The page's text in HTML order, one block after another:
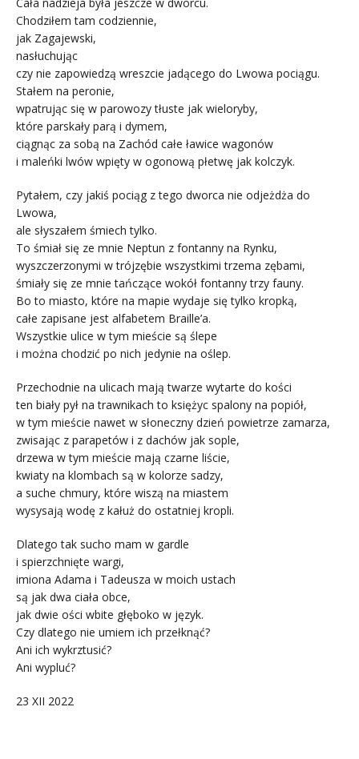
Chodziłem tam codziennie,
jak Zagajewski,
nasłuchując
czy nie zapowiedzą wreszcie jadącego do Lwowa pociągu.
Stałem na peronie,
wpatrując się w parowozy tłuste jak wieloryby,
które parskały parą i dymem,
ciągnąc za sobą na Zachód całe ławice wagonów
i maleńki lwów wpięty w ogonową płetwę jak kolczyk.
Pytałem, czy jakiś pociąg z tego dworca nie odjeżdża do
Lwowa,
ale słyszałem śmiech tylko.
To śmiał się ze mnie Neptun z fontanny na Rynku,
wyszczerzonymi w trójzębie wszystkimi trzema zębami,
śmiały się ze mnie tańczące wokół fontanny trzy fauny.
Bo to miasto, które na mapie wydaje się tylko kropką,
całe zapisane jest alfabetem Braille’a.
Wszystkie ulice w tym mieście są ślepe
i można chodzić po nich jedynie na oślep.
Przechodnie na ulicach mają twarze wytarte do kości
ten biały pył na trawnikach to księżyc spalony na popiół,
w tym mieście nawet w słoneczny dzień powietrze zamarza,
zwisając z parapetów i z dachów jak sople,
drzewa w tym mieście mają czarne liście,
kwiaty na klombach są w kolorze sadzy,
a suche chmury, które wiszą na miastem
wysysają wodę z kałuż do ostatniej kropli.
Dlatego tak sucho mam w gardle
i spierzchnięte wargi,
imiona Adama i Tadeusza w moich ustach
są jak dwa ciała obce,
jak dwie ości wbite głęboko w język.
Czy dlatego nie umiem ich przełknąć?
Ani ich wykrztusić?
Ani wypluć?
23 XII 2022